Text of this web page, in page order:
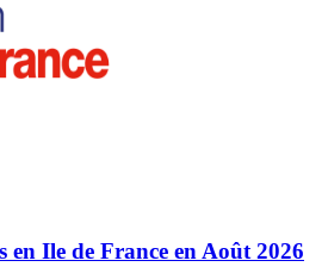
Ile de France en Août 2026